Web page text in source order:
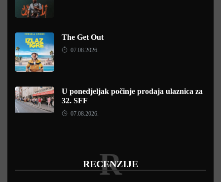
The Get Out
07.08.2026.
U ponedjeljak počinje prodaja ulaznica za
32. SFF
07.08.2026.
RECENZIJE
R